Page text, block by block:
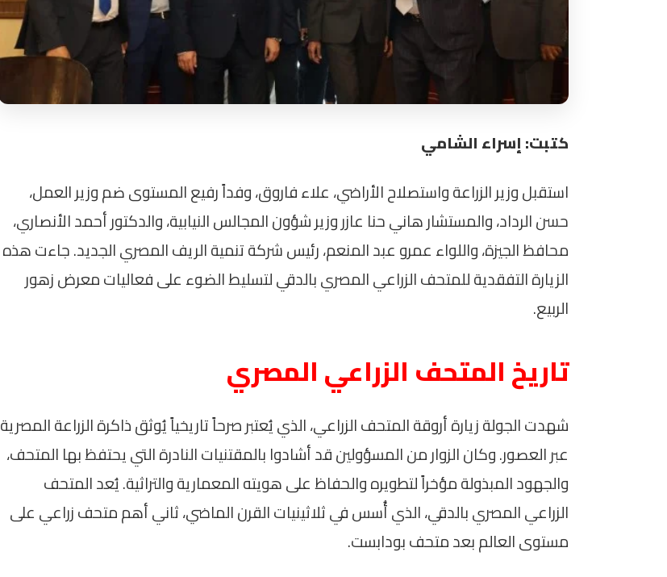
كتبت: إسراء الشامي
استقبل وزير الزراعة واستصلاح الأراضي، علاء فاروق، وفداً رفيع المستوى ضم وزير العمل،
حسن الرداد، والمستشار هاني حنا عازر وزير شؤون المجالس النيابية، والدكتور أحمد الأنصاري،
محافظ الجيزة، واللواء عمرو عبد المنعم، رئيس شركة تنمية الريف المصري الجديد. جاءت هذه
الزيارة التفقدية للمتحف الزراعي المصري بالدقي لتسليط الضوء على فعاليات معرض زهور
الربيع.
تاريخ المتحف الزراعي المصري
شهدت الجولة زيارة أروقة المتحف الزراعي، الذي يُعتبر صرحاً تاريخياً يُوثق ذاكرة الزراعة المصرية
عبر العصور. وكان الزوار من المسؤولين قد أشادوا بالمقتنيات النادرة التي يحتفظ بها المتحف،
والجهود المبذولة مؤخراً لتطويره والحفاظ على هويته المعمارية والتراثية. يُعد المتحف
الزراعي المصري بالدقي، الذي أُسس في ثلاثينيات القرن الماضي، ثاني أهم متحف زراعي على
مستوى العالم بعد متحف بودابست.